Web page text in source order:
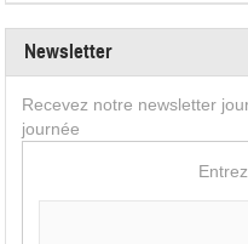
Newsletter
Recevez notre newsletter
journée